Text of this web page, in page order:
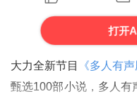
打开
大力全新节目 《多人有
甄选100部小说，多人有